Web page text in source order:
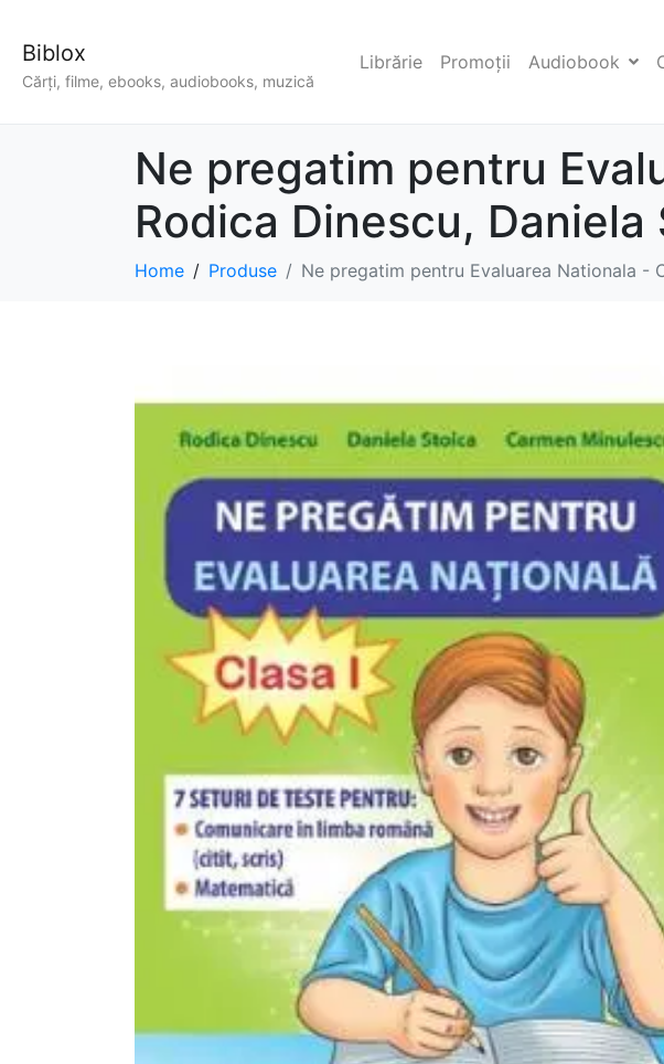
Biblox
Cărți, filme, ebooks, audiobooks, muzică
Librărie Promoții Audiobook
Ne pregatim pentru
Rodica Dinescu,
Home Produse Ne pregatim pentru Evaluarea Nationala -